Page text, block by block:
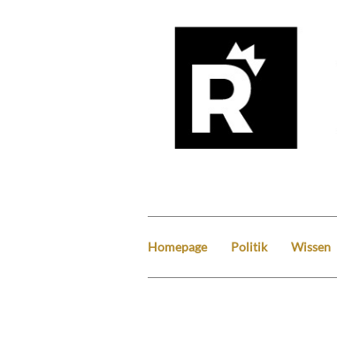
Homepage Politik Wissen